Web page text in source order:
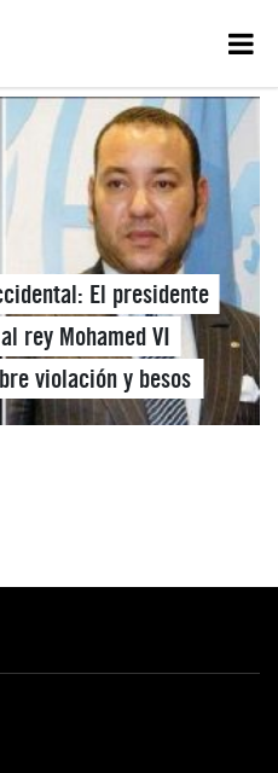
El presidente
rey Mohamed VI
violación y besos